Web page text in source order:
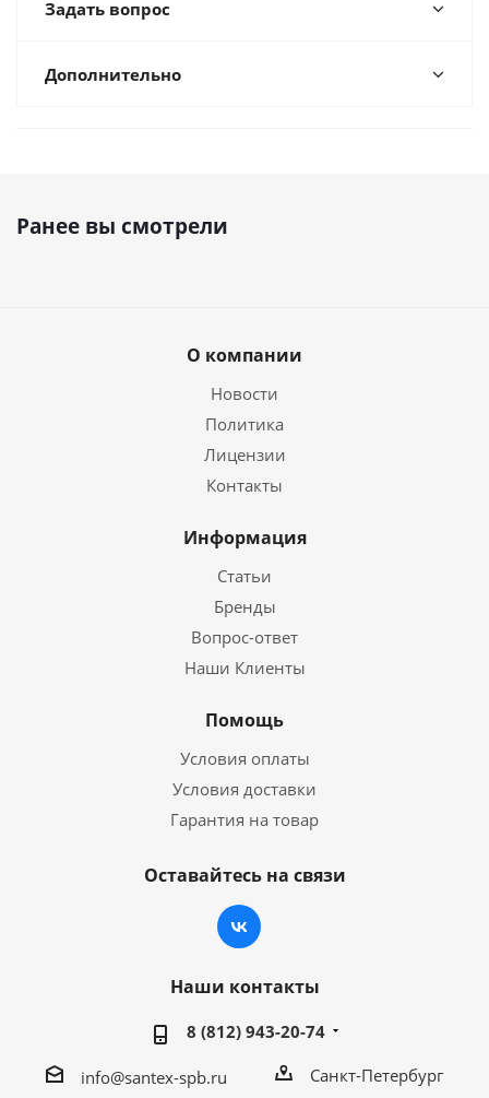
Задать вопрос
Дополнительно
Ранее вы смотрели
О компании
Новости
Политика
Лицензии
Контакты
Информация
Статьи
Бренды
Вопрос-ответ
Наши Клиенты
Помощь
Условия оплаты
Условия доставки
Гарантия на товар
Оставайтесь на связи
Наши контакты
8 (812) 943-20-74
info@santex-spb.ru Санкт-Петербург